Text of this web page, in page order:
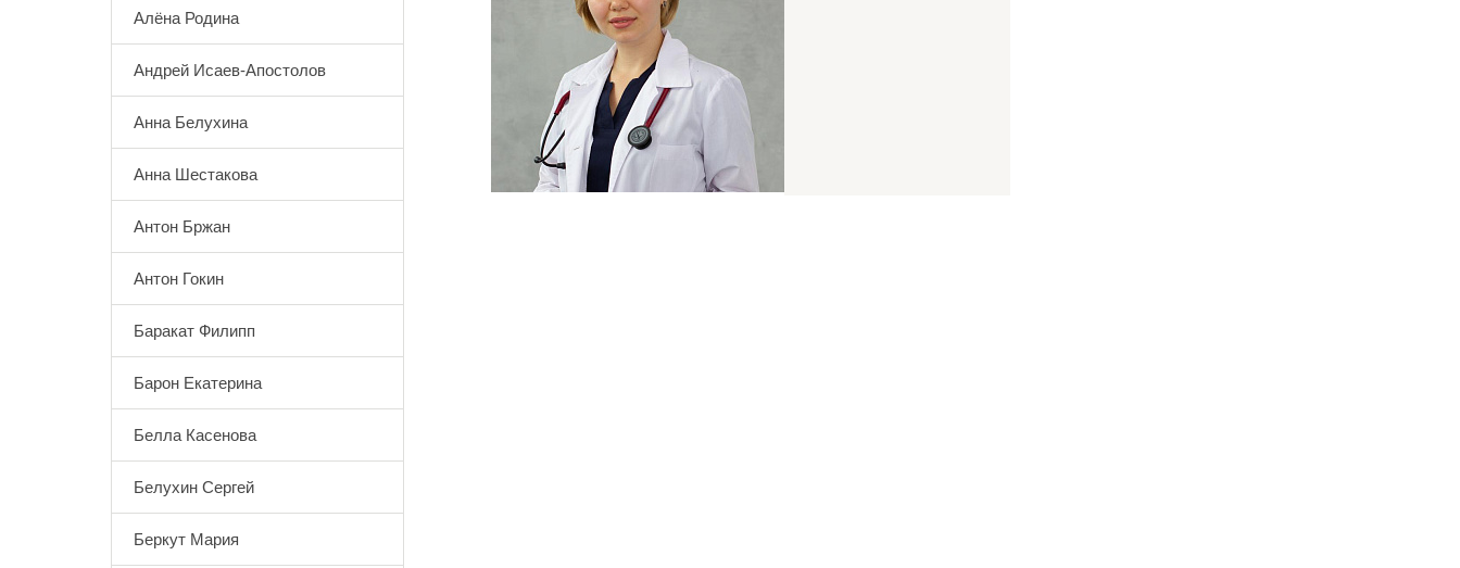
Алёна Родина
Андрей Исаев-Апостолов
Анна Белухина
Анна Шестакова
Антон Бржан
Антон Гокин
Баракат Филипп
Барон Екатерина
Белла Касенова
Белухин Сергей
Беркут Мария